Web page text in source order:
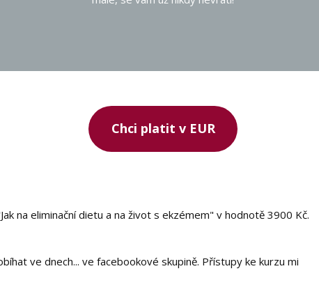
Chci platit v EUR
na eliminační dietu a na život s ekzémem" v hodnotě 3900 Kč.
ve dnech... ve facebookové skupině. Přístupy ke kurzu mi